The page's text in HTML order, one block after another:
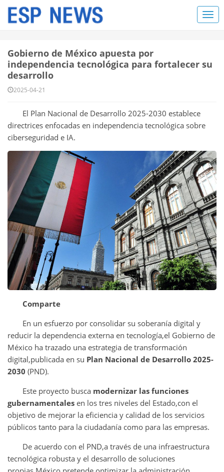
Gobierno de México apuesta por
independencia tecnológica para fortalecer su
desarrollo
2025-04-21
El Plan Nacional de Desarrollo 2025-2030 establece
directrices enfocadas en independencia tecnológica sobre
ciberseguridad e IA.
Comparte
En un esfuerzo por consolidar su soberanía digital y
reducir la dependencia externa en tecnología,el Gobierno de
México ha trazado una estrategia de transformación
digital,publicada en su Plan Nacional de Desarrollo 2025-
2030 (PND).
Este proyecto busca modernizar las funciones
gubernamentales en los tres niveles del Estado,con el
objetivo de mejorar la eficiencia y calidad de los servicios
públicos tanto para la ciudadanía como para las empresas.
De acuerdo con el PND,a través de una infraestructura
tecnológica robusta y el desarrollo de soluciones